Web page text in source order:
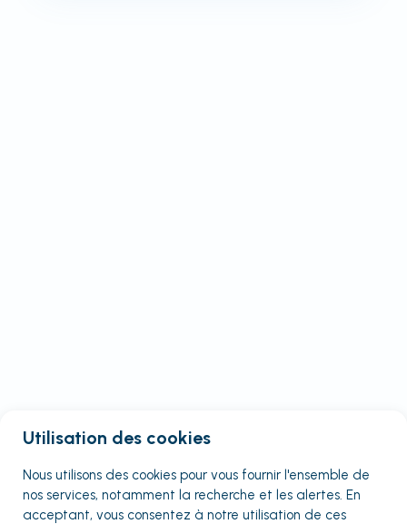
Utilisation des cookies
Nous utilisons des cookies pour vous fournir l'ensemble de
nos services, notamment la recherche et les alertes. En
acceptant, vous consentez à notre utilisation de ces